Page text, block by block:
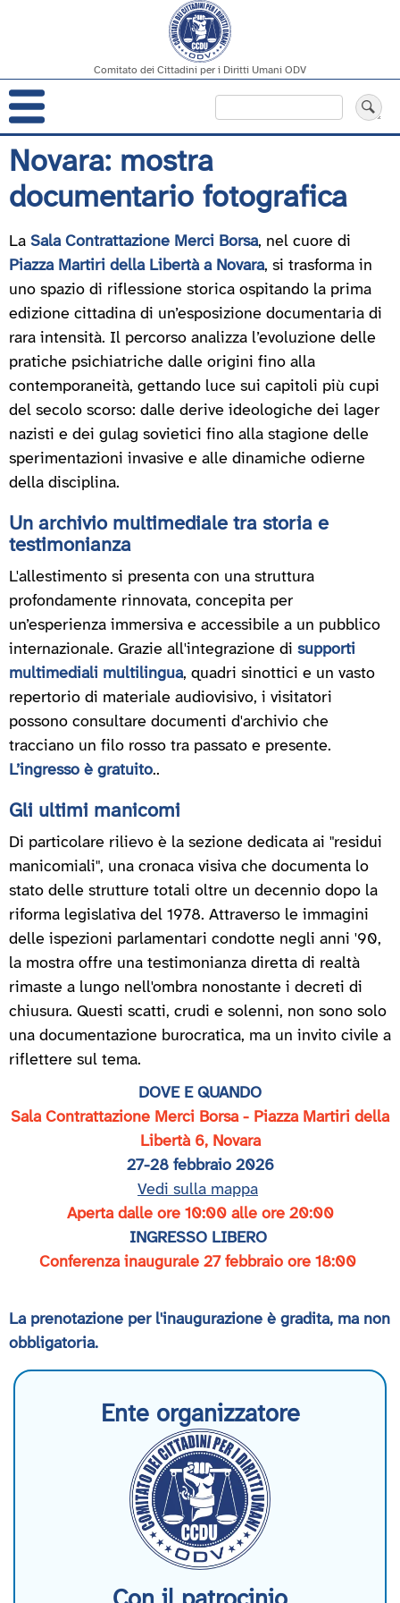
Salta
al
contenuto
Comitato dei Cittadini per i Diritti Umani ODV
Navigazione
principale
Novara: mostra
documentario fotografica
La Sala Contrattazione Merci Borsa, nel cuore di
Piazza Martiri della Libertà a Novara, si trasforma in
uno spazio di riflessione storica ospitando la prima
edizione cittadina di un’esposizione documentaria di
rara intensità. Il percorso analizza l’evoluzione delle
pratiche psichiatriche dalle origini fino alla
contemporaneità, gettando luce sui capitoli più cupi
del secolo scorso: dalle derive ideologiche dei lager
nazisti e dei gulag sovietici fino alla stagione delle
sperimentazioni invasive e alle dinamiche odierne
della disciplina.
Un archivio multimediale tra storia e
testimonianza
L'allestimento si presenta con una struttura
profondamente rinnovata, concepita per
un’esperienza immersiva e accessibile a un pubblico
internazionale. Grazie all'integrazione di supporti
multimediali multilingua, quadri sinottici e un vasto
repertorio di materiale audiovisivo, i visitatori
possono consultare documenti d'archivio che
tracciano un filo rosso tra passato e presente.
L’ingresso è gratuito..
Gli ultimi manicomi
Di particolare rilievo è la sezione dedicata ai "residui
manicomiali", una cronaca visiva che documenta lo
stato delle strutture totali oltre un decennio dopo la
riforma legislativa del 1978. Attraverso le immagini
delle ispezioni parlamentari condotte negli anni '90,
la mostra offre una testimonianza diretta di realtà
rimaste a lungo nell'ombra nonostante i decreti di
chiusura. Questi scatti, crudi e solenni, non sono solo
una documentazione burocratica, ma un invito civile a
riflettere sul tema.
DOVE E QUANDO
Sala Contrattazione Merci Borsa - Piazza Martiri della
Libertà 6, Novara
27-28 febbraio 2026
Vedi sulla mappa
Aperta dalle ore 10:00 alle ore 20:00
INGRESSO LIBERO
Conferenza inaugurale 27 febbraio ore 18:00
La prenotazione per l'inaugurazione è gradita, ma non
obbligatoria.
Ente organizzatore